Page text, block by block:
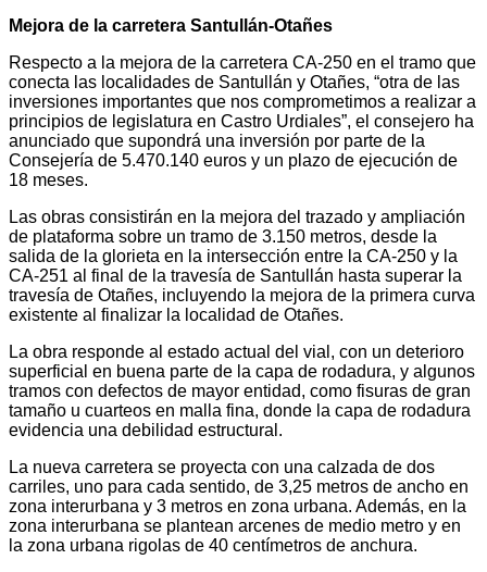
Mejora de la carretera Santullán-Otañes
Respecto a la mejora de la carretera CA-250 en el tramo que
conecta las localidades de Santullán y Otañes, “otra de las
inversiones importantes que nos comprometimos a realizar a
principios de legislatura en Castro Urdiales”, el consejero ha
anunciado que supondrá una inversión por parte de la
Consejería de 5.470.140 euros y un plazo de ejecución de
18 meses.
Las obras consistirán en la mejora del trazado y ampliación
de plataforma sobre un tramo de 3.150 metros, desde la
salida de la glorieta en la intersección entre la CA-250 y la
CA-251 al final de la travesía de Santullán hasta superar la
travesía de Otañes, incluyendo la mejora de la primera curva
existente al finalizar la localidad de Otañes.
La obra responde al estado actual del vial, con un deterioro
superficial en buena parte de la capa de rodadura, y algunos
tramos con defectos de mayor entidad, como fisuras de gran
tamaño u cuarteos en malla fina, donde la capa de rodadura
evidencia una debilidad estructural.
La nueva carretera se proyecta con una calzada de dos
carriles, uno para cada sentido, de 3,25 metros de ancho en
zona interurbana y 3 metros en zona urbana. Además, en la
zona interurbana se plantean arcenes de medio metro y en
la zona urbana rigolas de 40 centímetros de anchura.